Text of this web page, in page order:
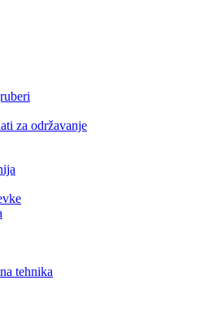
za održavanje
tehnika